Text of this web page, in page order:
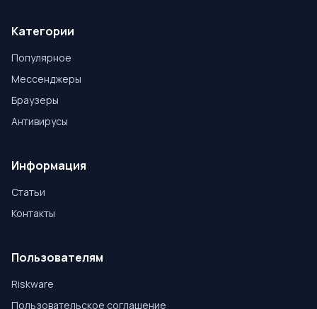
Категории
Популярное
Мессенджеры
Браузеры
Антивирусы
Информация
Статьи
Контакты
Пользователям
Riskware
Пользовательское соглашение